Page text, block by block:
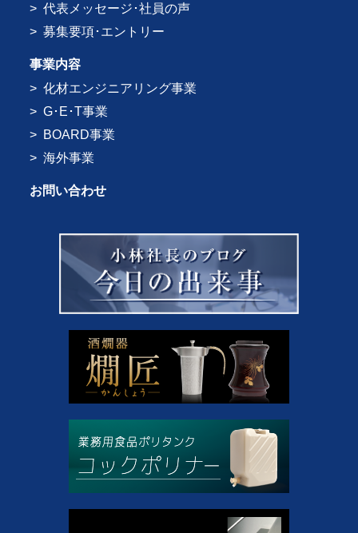
代表メッセージ･社員の声
募集要項･エントリー
事業内容
化材エンジニアリング事業
G･E･T事業
BOARD事業
海外事業
お問い合わせ